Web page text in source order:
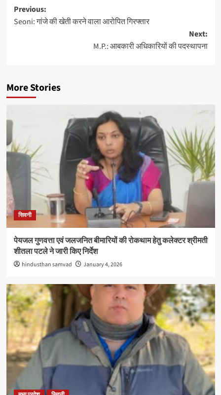
Post
navigation
Previous:
Seoni: गांजे की खेती करने वाला आरोपित गिरफ्तार
Next:
M.P.: आबकारी अधिकारियों की पदस्थापना
More Stories
सिवनी
पेयजल गुणवत्ता एवं जलजनित बीमारियों की रोकथाम हेतु कलेक्टर श्रीमती
शीतला पटले ने जारी किए निर्देश
hindusthan samvad January 4, 2026